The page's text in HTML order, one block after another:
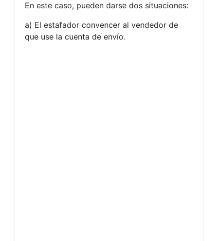
En este caso, pueden darse dos situaciones:
a) El estafador convencer al vendedor de
que use la cuenta de envío.